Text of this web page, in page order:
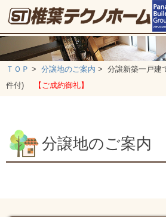
ＴＯＰ > 分譲地のご案内 > 分譲新築一戸建
件付)
【ご成約御礼】
分譲地のご案内